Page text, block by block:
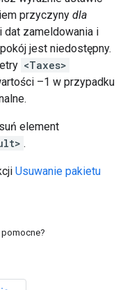
przyczyny dla
dat zameldowania i
jest niedostępny.
<Taxes>
–1 w przypadku
element
.
Usuwanie pakietu
pomocne?